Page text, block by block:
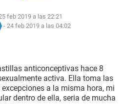
feb 2019 a las 22:21
- 24 feb 2019 a las 04:02
anticonceptivas hace 8
activa. Ella toma las
a la misma hora, mi
dentro de ella, seria de mucha